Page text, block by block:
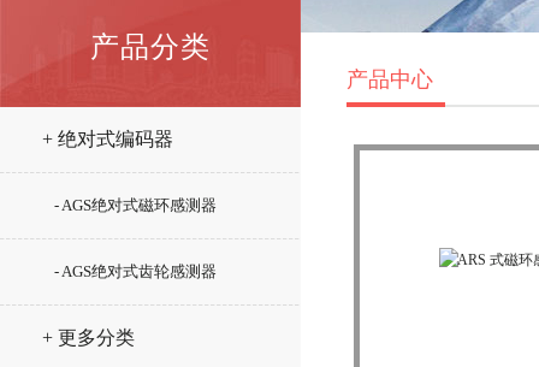
产品分类
+ 绝对式编码器
- AGS绝对式磁环感测器
- AGS绝对式齿轮感测器
+ 更多分类
产品中心